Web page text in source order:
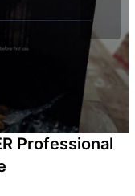
Professional